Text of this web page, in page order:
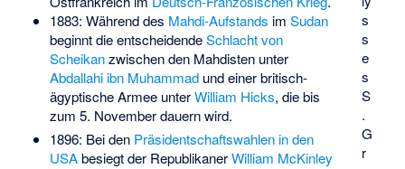
s
s
e
s
S
.
G
r
1883: Während des Mahdi-Aufstands im Sudan
beginnt die entscheidendeSchlacht von
Scheikanzwischen den Mahdisten unter
Abdallahi ibn Muhammadund einer britisch-
ägyptische Armee unterWilliam Hicks, die bis
zum 5. November dauern wird.
1896: Bei den Präsidentschaftswahlen in den
USAbesiegt der RepublikanerWilliam McKinley